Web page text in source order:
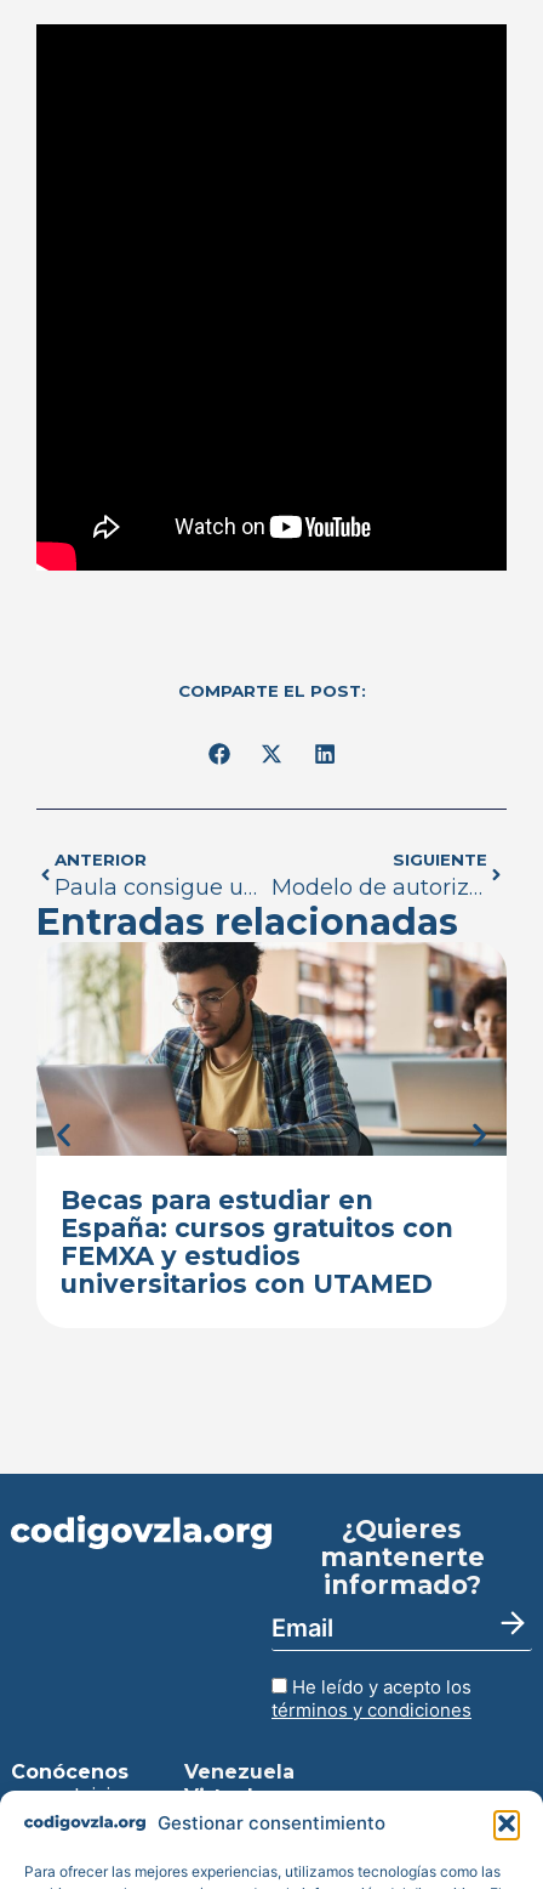
Gestionar consentimiento
Para ofrecer las mejores experiencias, utilizamos tecnologías como las
COMPARTE EL POST:
ANTERIOR
Paula consigue un nuevo empleo tras una mentoría de Venezuela Virtual
SIGUIENTE
Modelo de autorización para trámites en España: qué es, cómo hacerlo y ejemplos
Entradas relacionadas
Becas para estudiar en
España: cursos gratuitos con
FEMXA y estudios
universitarios con UTAMED
¿Quieres
mantenerte
informado?
He leído y acepto los
términos y condiciones
Conócenos
Inicio
Prensa
Venezuela
Virtual
Entra en la
web
Descarga